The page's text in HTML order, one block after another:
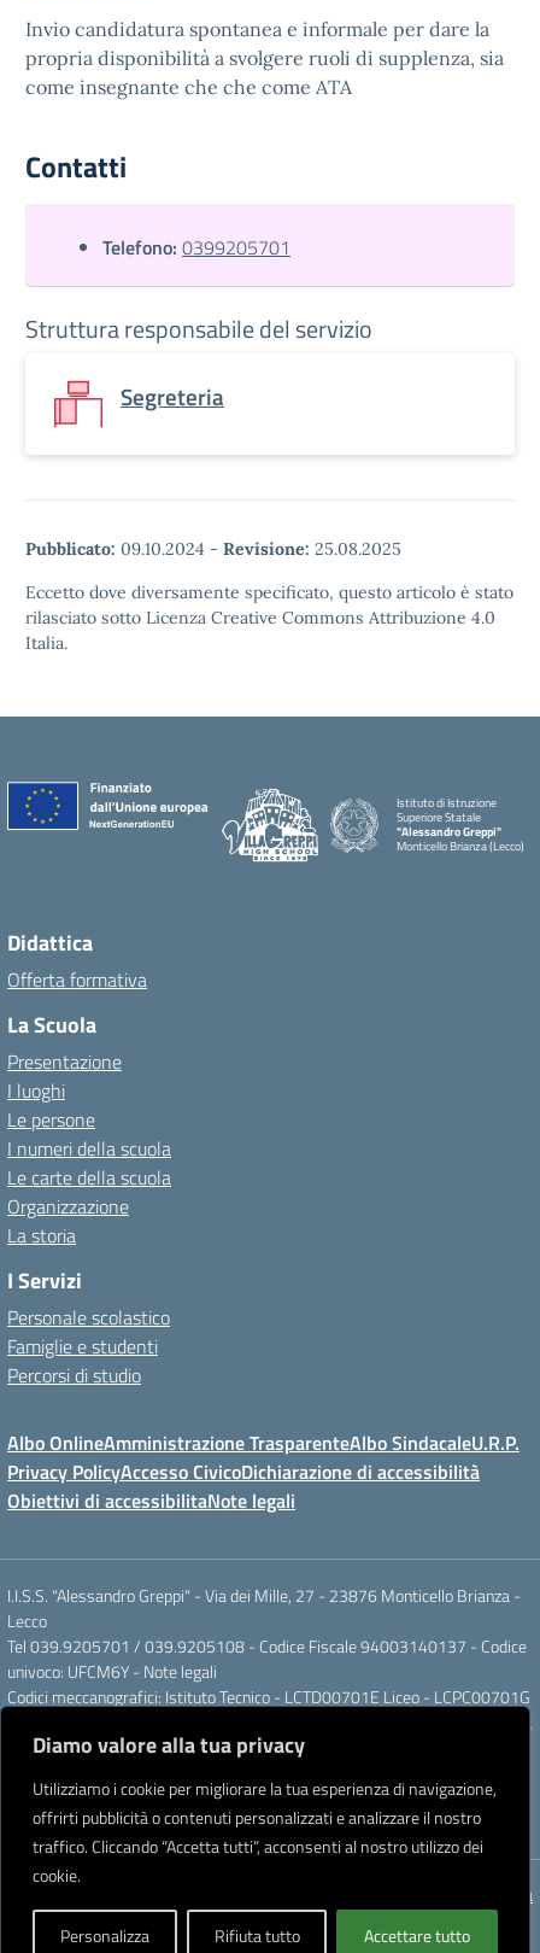
Diamo valore alla tua privacy
Utilizziamo i cookie per migliorare la tua esperienza di navigazione,
offrirti pubblicità o contenuti personalizzati e analizzare il nostro
traffico. Cliccando “Accetta tutti”, acconsenti al nostro utilizzo dei
cookie.
Personalizza Rifiuta tutto Accettare tutto
Invio candidatura spontanea e informale per dare la
propria disponibilità a svolgere ruoli di supplenza, sia
come insegnante che che come ATA
Contatti
Telefono: 0399205701
Struttura responsabile del servizio
Segreteria
Pubblicato: 09.10.2024 - Revisione: 25.08.2025
Eccetto dove diversamente specificato, questo articolo è stato
rilasciato sotto Licenza Creative Commons Attribuzione 4.0
Italia.
Istituto di Istruzione
Superiore Statale
"Alessandro Greppi"
Monticello Brianza (Lecco)
Didattica
Offerta formativa
La Scuola
Presentazione
I luoghi
Le persone
I numeri della scuola
Le carte della scuola
Organizzazione
La storia
I Servizi
Personale scolastico
Famiglie e studenti
Percorsi di studio
Albo OnlineAmministrazione TrasparenteAlbo SindacaleU.R.P.
Privacy PolicyAccesso CivicoDichiarazione di accessibilità
Obiettivi di accessibilitaNote legali
I.I.S.S. "Alessandro Greppi" - Via dei Mille, 27 - 23876 Monticello Brianza -
Lecco
Tel 039.9205701 / 039.9205108 - Codice Fiscale 94003140137 - Codice
univoco: UFCM6Y - Note legali
Codici meccanografici: Istituto Tecnico - LCTD00701E Liceo - LCPC00701G
Posta elettronica ordinaria: LCIS007008@ISTRUZIONE.IT Posta elettronica
certificata: LCIS007008@PEC.ISTRUZIONE.IT
Intestato a: Istituto di Istruzione Secondaria Superiore A. Greppi
Partner tecnologicoCreative Software Lab S.r.l.
Concept & Design by Designers Italia